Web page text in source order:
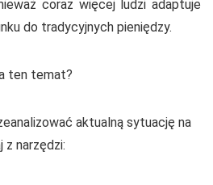
coraz więcej ludzi adaptuje
do tradycyjnych pieniędzy.
ten temat?
aktualną sytuację na
z narzędzi: